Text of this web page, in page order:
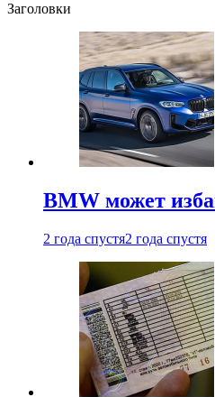
Заголовки
BMW может
2 года спустя2 года спустя